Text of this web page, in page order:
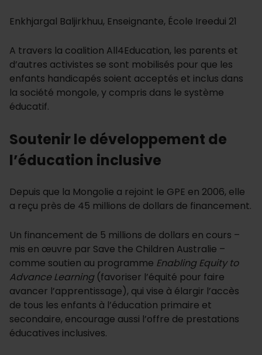
Enkhjargal Baljirkhuu, Enseignante, École Ireedui 21
A travers la coalition All4Education, les parents et
d’autres activistes se sont mobilisés pour que les
enfants handicapés soient acceptés et inclus dans
la société mongole, y compris dans le système
éducatif.
Soutenir le développement de
l’éducation inclusive
Depuis que la Mongolie a rejoint le GPE en 2006, elle
a reçu près de 45 millions de dollars de financement.
Un financement de 5 millions de dollars en cours –
mis en œuvre par Save the Children Australie –
comme soutien au programme Enabling Equity to
Advance Learning(favoriser l’équité pour faire
avancer l’apprentissage), qui vise à élargir l’accès
de tous les enfants à l’éducation primaire et
secondaire, encourage aussi l’offre de prestations
éducatives inclusives.